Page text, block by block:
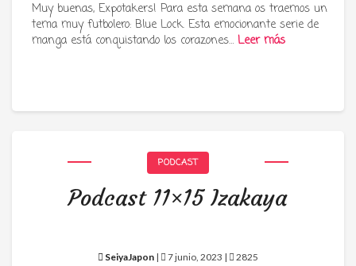
Muy buenas, Expotakers! Para esta semana os traemos un
tema muy futbolero: Blue Lock. Esta emocionante serie de
manga está conquistando los corazones… Leer más
PODCAST
Podcast 11×15 Izakaya
SeiyaJapon | 7 junio, 2023 | 2825